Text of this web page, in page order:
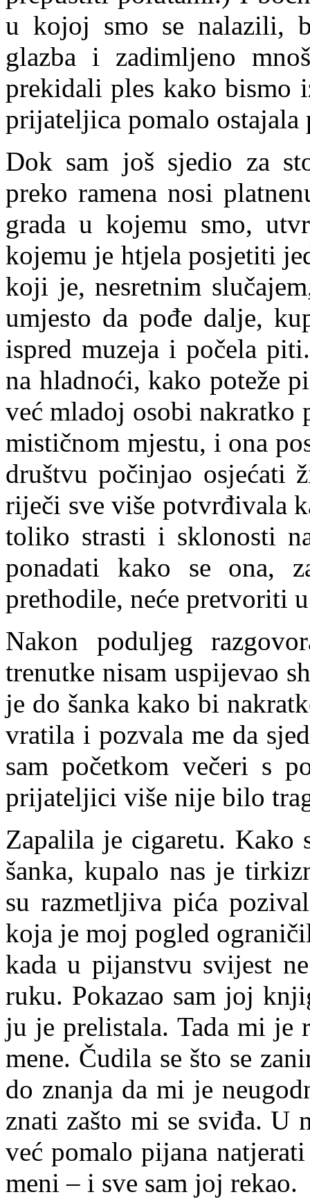
u kojoj smo se nalazili,
glazba i zadimljeno
prekidali ples kako
prijateljica pomalo ostajala
Dok sam još sjedio za
preko ramena nosi
grada u kojemu smo,
kojemu je htjela posjetiti
koji je, nesretnim
umjesto da pođe dalje,
ispred muzeja i počela
na hladnoći, kako poteže
već mladoj osobi nakratko
mističnom mjestu, i ona
društvu počinjao osjećati
riječi sve više potvrđivala
toliko strasti i sklonosti
ponadati kako se ona,
prethodile, neće pretvoriti
Nakon poduljeg
trenutke nisam uspijevao
je do šanka kako bi
vratila i pozvala me da
sam početkom večeri s
prijateljici više nije bilo
Zapalila je cigaretu. Kako
šanka, kupalo nas je
su razmetljiva pića
koja je moj pogled
kada u pijanstvu svijest
ruku. Pokazao sam joj
ju je prelistala. Tada mi je
mene. Čudila se što se
do znanja da mi je
znati zašto mi se sviđa. U
već pomalo pijana
meni – i sve sam joj rekao.